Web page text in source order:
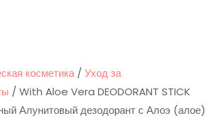
косметика/Уход за
/ With Aloe Vera DEODORANT STICK
Алунитовый дезодорант с Алоэ (алое)